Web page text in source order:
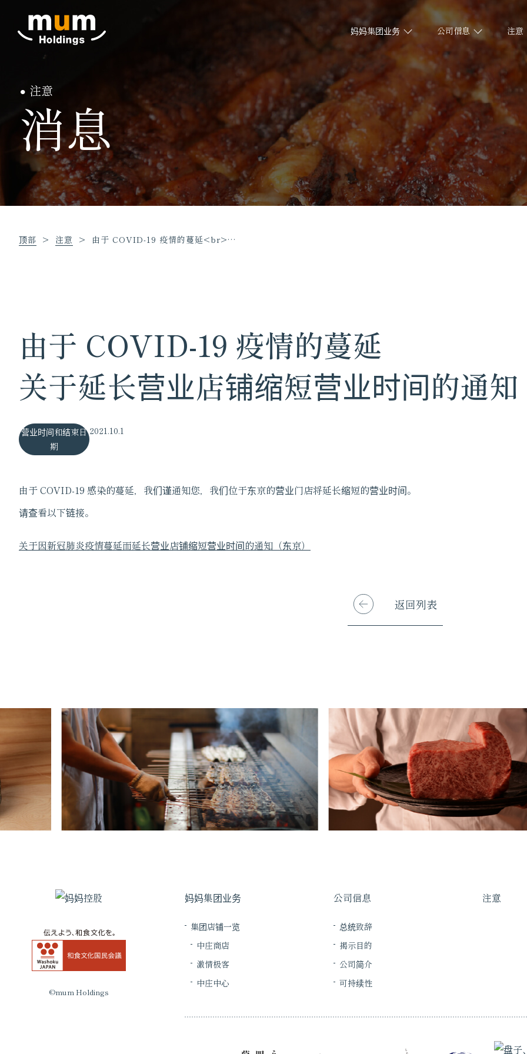
妈妈集团业务 公司信息 注意
注意
消息
顶部 注意 由于 COVID-19 疫情的蔓延<br>…
由于 COVID-19 疫情的蔓延
关于延长营业店铺缩短营业时间的通
营业时间和结束日
期
2021.10.1
由于 COVID-19 感染的蔓延，我们谨通知您，我们位于东京的营业门店将延长缩短的营业时间。
请查看以下链接。
关于因新冠肺炎疫情蔓延而延长营业店铺缩短营业时间的通知（东京）
返回列表
©mum Holdings
妈妈集团业务
集团店铺一览
中庄商店
激情极客
中庄中心
公司信息
总统致辞
揭示目的
公司简介
可持续性
注意